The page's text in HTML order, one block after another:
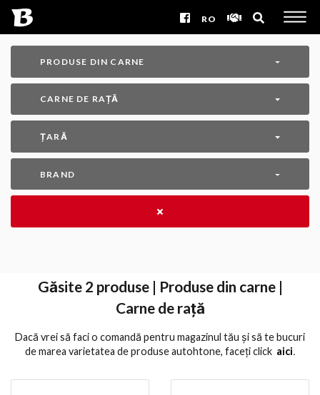
RO
PRODUSE DIN CARNE
CARNE DE RAȚĂ
ȚARĂ
BRAND
Găsite 2 produse | Produse din carne |
Carne de rață
Dacă vrei să faci o comandă pentru magazinul tău și să te bucuri
de marea varietatea de produse autohtone, faceți click aici․